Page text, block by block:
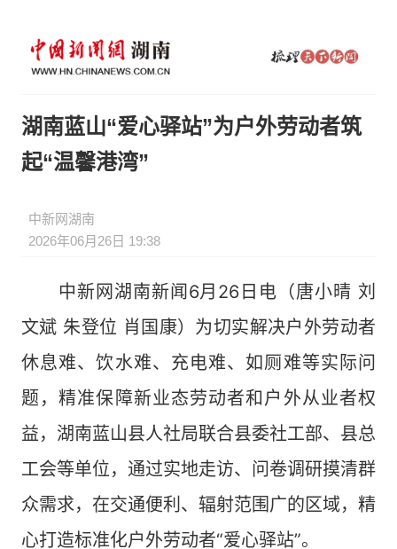
湖南蓝山“爱心驿站”为户外劳动者筑
起“温馨港湾”
中新网湖南
2026年06月26日 19:38
中新网湖南新闻6月26日电（唐小晴 刘
文斌 朱登位 肖国康）为切实解决户外劳动者
休息难、饮水难、充电难、如厕难等实际问
题，精准保障新业态劳动者和户外从业者权
益，湖南蓝山县人社局联合县委社工部、县总
工会等单位，通过实地走访、问卷调研摸清群
众需求，在交通便利、辐射范围广的区域，精
心打造标准化户外劳动者“爱心驿站”。